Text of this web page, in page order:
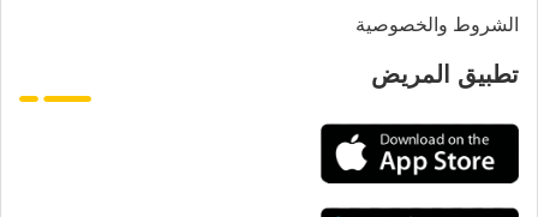
الشروط والخصوصية
تطبيق المريض